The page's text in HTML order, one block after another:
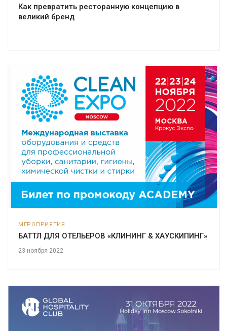
Как превратить ресторанную концепцию в
великий бренд
МЕРОПРИЯТИЯ
БАТТЛ ДЛЯ ОТЕЛЬЕРОВ «КЛИНИНГ & ХАУСКИПИНГ»
23 ноября 2022